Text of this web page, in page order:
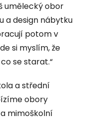
umělecký obor
a design nábytku
potom v
si myslím, že
se starat.“
a střední
obory
mimoškolní